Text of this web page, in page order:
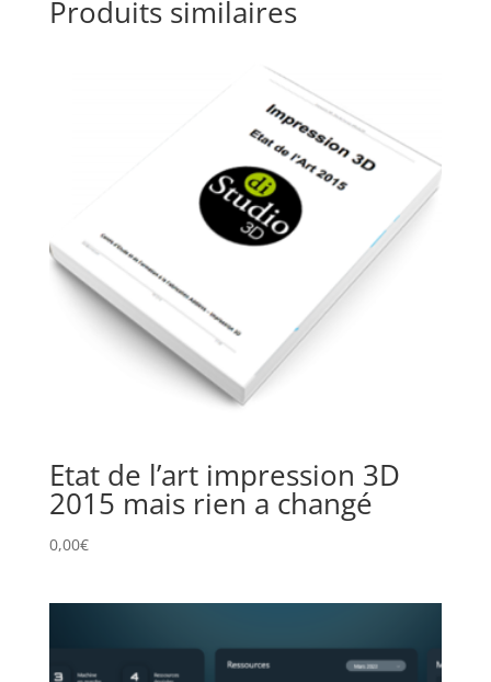
Produits similaires
Etat de l’art impression 3D
2015 mais rien a changé
0,00€